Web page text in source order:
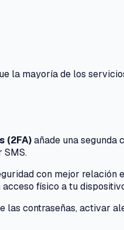
la mayoría de los
(2FA)añade una segunda
SMS.
con mejor relación
físico a tu
las contraseñas, activar